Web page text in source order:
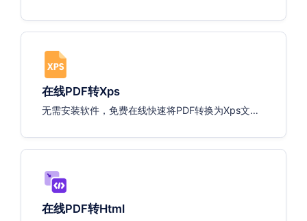
在线PDF转Xps
无需安装软件，免费在线快速将PDF转换为Xps文
在线PDF转Html